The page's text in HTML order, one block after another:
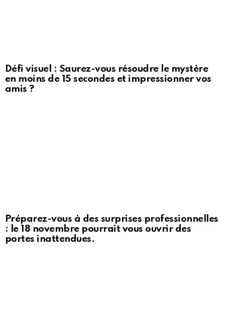
Défi visuel : Saurez-vous résoudre le mystère
en moins de 15 secondes et impressionner vos
amis ?
Préparez-vous à des surprises professionnelles
: le 18 novembre pourrait vous ouvrir des
portes inattendues.